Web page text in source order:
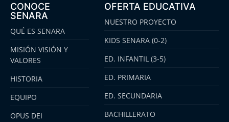
CONOCE
SENARA
QUÉ ES SENARA
MISIÓN VISIÓN Y
VALORES
HISTORIA
EQUIPO
OPUS DEI
OFERTA EDUCATIVA
NUESTRO PROYECTO
KIDS SENARA (0-2)
ED. INFANTIL (3-5)
ED. PRIMARIA
ED. SECUNDARIA
BACHILLERATO